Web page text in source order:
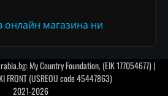
онлайн магазина ни
My Country Foundation, (EIK 177054677) |
FRONT (USREOU code 45447863)
2021-2026